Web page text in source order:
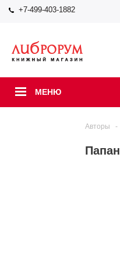
+7-499-403-1882
МЕНЮ
Авторы -